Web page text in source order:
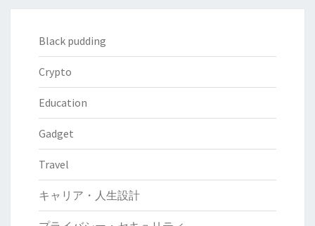
Black pudding
Crypto
Education
Gadget
Travel
キャリア・人生設計